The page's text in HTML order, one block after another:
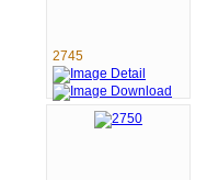
2745